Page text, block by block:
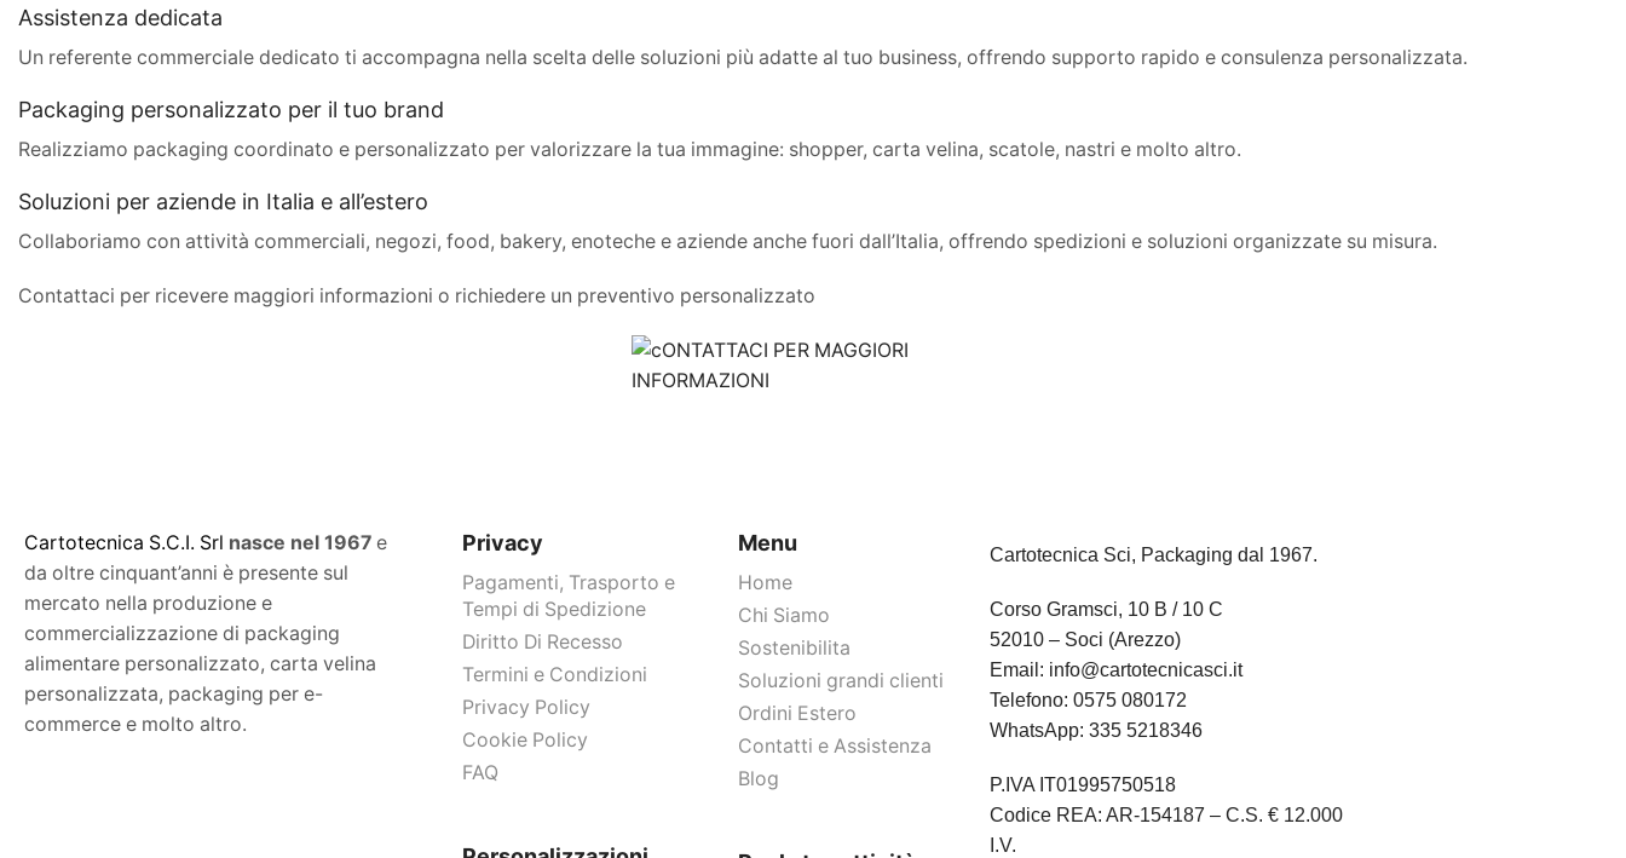
Assistenza dedicata
Un referente commerciale dedicato ti accompagna nella scelta delle soluzioni più adatte al tuo business, offrendo supporto rapido e consulenza personalizzata.
Packaging personalizzato per il tuo brand
Realizziamo packaging coordinato e personalizzato per valorizzare la tua immagine: shopper, carta velina, scatole, nastri e molto altro.
Soluzioni per aziende in Italia e all’estero
Collaboriamo con attività commerciali, negozi, food, bakery, enoteche e aziende anche fuori dall’Italia, offrendo spedizioni e soluzioni organizzate su misura.
Contattaci per ricevere maggiori informazioni o richiedere un preventivo personalizzato
Cartotecnica S.C.I. Srl nasce nel 1967 e
da oltre cinquant’anni è presente sul
mercato nella produzione e
commercializzazione di packaging
alimentare personalizzato, carta velina
personalizzata, packaging per e-
commerce e molto altro.
Privacy
Pagamenti, Trasporto e
Tempi di Spedizione
Diritto Di Recesso
Termini e Condizioni
Privacy Policy
Cookie Policy
FAQ
Menu
Home
Chi Siamo
Sostenibilita
Soluzioni grandi clienti
Ordini Estero
Contatti e Assistenza
Blog
Cartotecnica Sci, Packaging dal 1967.
Corso Gramsci, 10 B / 10 C
52010 – Soci (Arezzo)
Email: info@cartotecnicasci.it
Telefono: 0575 080172
WhatsApp: 335 5218346
P.IVA IT01995750518
Codice REA: AR-154187 – C.S. € 12.000
I.V.